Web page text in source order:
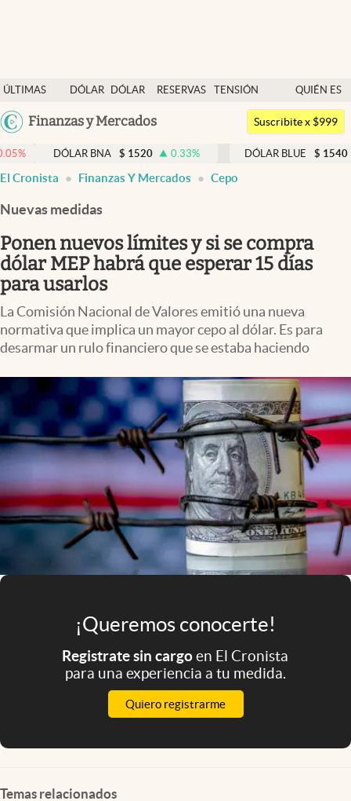
ÚLTIMAS
NOTICIAS
DÓLAR
DÓLAR
RESERVAS
TENSIÓN
GEOPOLÍTICA
QUIÉN ES
QUIÉN
Argentina
Uruguay
Finanzas y Mercados
Dólar
Members
Economía y Política
Finanzas y Mercados
Mercados Online
Negocios
Columnistas
Apertura
Clase
Clima
Mundial 2026
Eventos Corporativos
El Cronista Studio
Suscribite x $999
DÓLAR BNA $ 1520 0.33% DÓLAR BLUE $ 1540 -0.32%
El Cronista Finanzas Y Mercados Cepo
Nuevas medidas
Ponen nuevos límites y si se compra
dólar MEP habrá que esperar 15 días
para usarlos
La Comisión Nacional de Valores emitió una nueva
normativa que implica un mayor cepo al dólar. Es para
desarmar un rulo financiero que se estaba haciendo
¡Queremos conocerte!
Registrate sin cargoen El Cronista
para una experiencia a tu medida.
Quiero registrarme
Temas relacionados